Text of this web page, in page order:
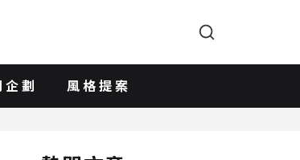
企劃 風格提案